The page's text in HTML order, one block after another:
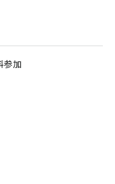
参加